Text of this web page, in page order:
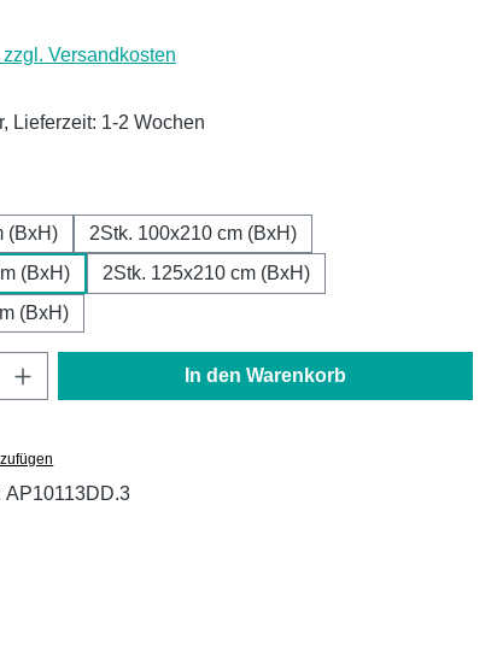
Versandkosten
Lieferzeit: 1-2 Wochen
(BxH)
2Stk. 100x210 cm (BxH)
(BxH)
2Stk. 125x210 cm (BxH)
(BxH)
Gib den gewünschten Wert ein
In den Warenkorb
AP10113DD.3